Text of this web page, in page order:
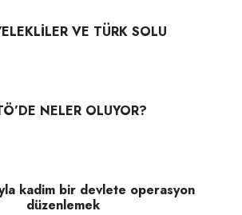
VE TÜRK SOLU
NELER OLUYOR?
kadim bir devlete operasyon
düzenlemek